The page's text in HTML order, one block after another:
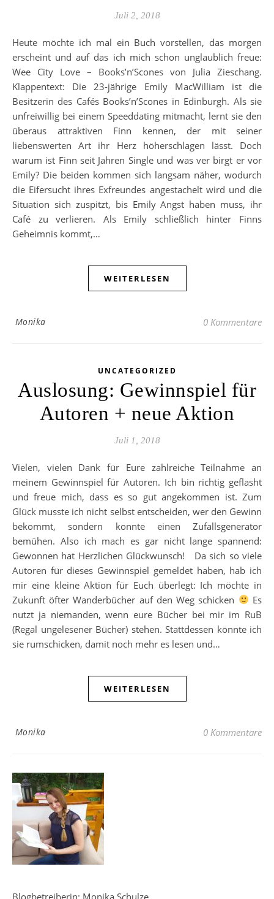
Juli 2, 2018
Heute möchte ich mal ein Buch vorstellen, das morgen
erscheint und auf das ich mich schon unglaublich freue:
Wee City Love – Books’n’Scones von Julia Zieschang.
Klappentext: Die 23-jährige Emily MacWilliam ist die
Besitzerin des Cafés Books’n’Scones in Edinburgh. Als sie
unfreiwillig bei einem Speeddating mitmacht, lernt sie den
überaus attraktiven Finn kennen, der mit seiner
liebenswerten Art ihr Herz höherschlagen lässt. Doch
warum ist Finn seit Jahren Single und was ver birgt er vor
Emily? Die beiden kommen sich langsam näher, wodurch
die Eifersucht ihres Exfreundes angestachelt wird und die
Situation sich zuspitzt, bis Emily Angst haben muss, ihr
Café zu verlieren. Als Emily schließlich hinter Finns
Geheimnis kommt,…
WEITERLESEN
Monika 0 Kommentare
UNCATEGORIZED
Auslosung: Gewinnspiel für
Autoren + neue Aktion
Juli 1, 2018
Vielen, vielen Dank für Eure zahlreiche Teilnahme an
meinem Gewinnspiel für Autoren. Ich bin richtig geflasht
und freue mich, dass es so gut angekommen ist. Zum
Glück musste ich nicht selbst entscheiden, wer den Gewinn
bekommt, sondern konnte einen Zufallsgenerator
bemühen. Also ich mach es gar nicht lange spannend:
Gewonnen hat Herzlichen Glückwunsch! Da sich so viele
Autoren für dieses Gewinnspiel gemeldet haben, hab ich
mir eine kleine Aktion für Euch überlegt: Ich möchte in
Zukunft öfter Wanderbücher auf den Weg schicken
Es
nutzt ja niemanden, wenn eure Bücher bei mir im RuB
(Regal ungelesener Bücher) stehen. Stattdessen könnte ich
sie rumschicken, damit noch mehr es lesen und…
WEITERLESEN
Monika 0 Kommentare
Blogbetreiberin: Monika Schulze